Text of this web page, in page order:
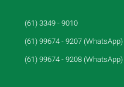
(61) 3349 - 9010
(61) 99674 - 9207 (WhatsApp)
(61) 99674 - 9208 (WhatsApp)